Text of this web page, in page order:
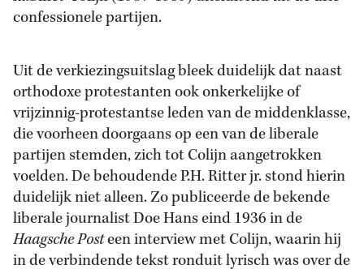
confessionele partijen.
Uit de verkiezingsuitslag bleek duidelijk dat naast
orthodoxe protestanten ook onkerkelijke of
vrijzinnig-protestantse leden van de middenklasse,
die voorheen doorgaans op een van de liberale
partijen stemden, zich tot Colijn aangetrokken
voelden. De behoudende P.H. Ritter jr. stond hierin
duidelijk niet alleen. Zo publiceerde de bekende
liberale journalist Doe Hans eind 1936 in de
Haagsche Posteen interview met Colijn, waarin hij
in de verbindende tekst ronduit lyrisch was over de